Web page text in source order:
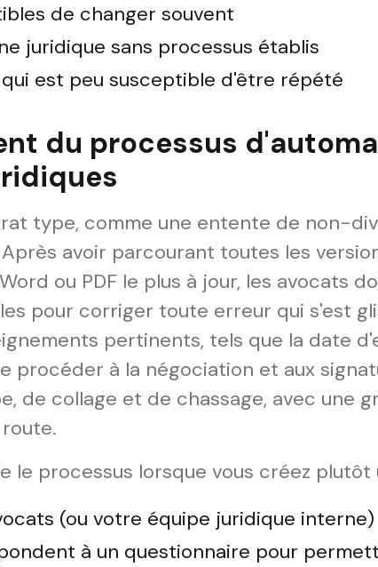
de changer souvent
juridique sans processus établis
qui est peu susceptible d'être répété
du processus
type, comme une entente de non-
avoir parcourant toutes les
ou PDF le plus à jour, les avocats
pour corriger toute erreur qui s'est
pertinents, tels que la date
procéder à la négociation et aux
de collage et de chassage, avec une
le processus lorsque vous créez
(ou votre équipe juridique
à un questionnaire pour